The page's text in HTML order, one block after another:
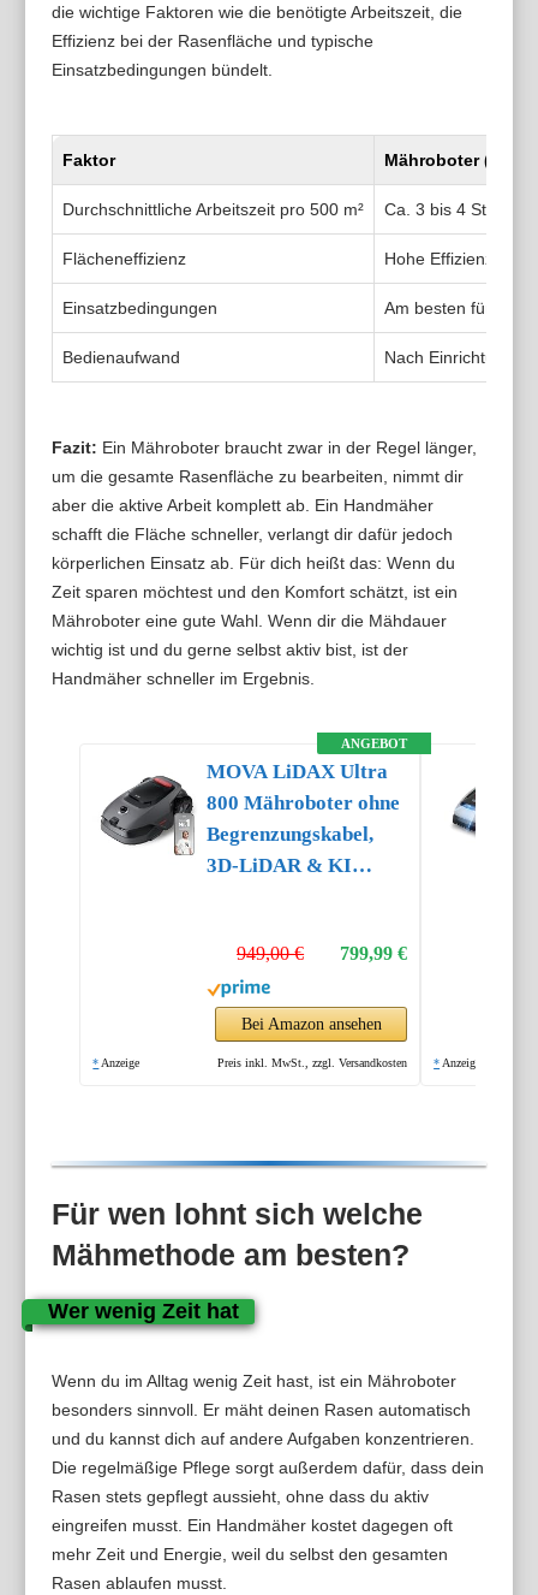
die wichtige Faktoren wie die benötigte Arbeitszeit, die
Effizienz bei der Rasenfläche und typische
Einsatzbedingungen bündelt.
Faktor Mähroboter (z. B.
Durchschnittliche Arbeitszeit pro 500 m² Ca. 3 bis 4
Flächeneffizienz Hohe Effizienz
Einsatzbedingungen Am besten für
Bedienaufwand Nach Einrichtung
Fazit: Ein Mähroboter braucht zwar in der Regel länger,
um die gesamte Rasenfläche zu bearbeiten, nimmt dir
aber die aktive Arbeit komplett ab. Ein Handmäher
schafft die Fläche schneller, verlangt dir dafür jedoch
körperlichen Einsatz ab. Für dich heißt das: Wenn du
Zeit sparen möchtest und den Komfort schätzt, ist ein
Mähroboter eine gute Wahl. Wenn dir die Mähdauer
wichtig ist und du gerne selbst aktiv bist, ist der
Handmäher schneller im Ergebnis.
ANGEBOT
MOVA LiDAX Ultra
800 Mähroboter ohne
Begrenzungskabel,
3D-LiDAR & KI
799,99 €
949,00 €
Bei Amazon ansehen
* Anzeige Preis inkl. MwSt., zzgl. Versandkosten * Anzeige
Für wen lohnt sich welche
Mähmethode am besten?
Wer wenig Zeit hat
Wenn du im Alltag wenig Zeit hast, ist ein Mähroboter
besonders sinnvoll. Er mäht deinen Rasen automatisch
und du kannst dich auf andere Aufgaben konzentrieren.
Die regelmäßige Pflege sorgt außerdem dafür, dass dein
Rasen stets gepflegt aussieht, ohne dass du aktiv
eingreifen musst. Ein Handmäher kostet dagegen oft
mehr Zeit und Energie, weil du selbst den gesamten
Rasen ablaufen musst.